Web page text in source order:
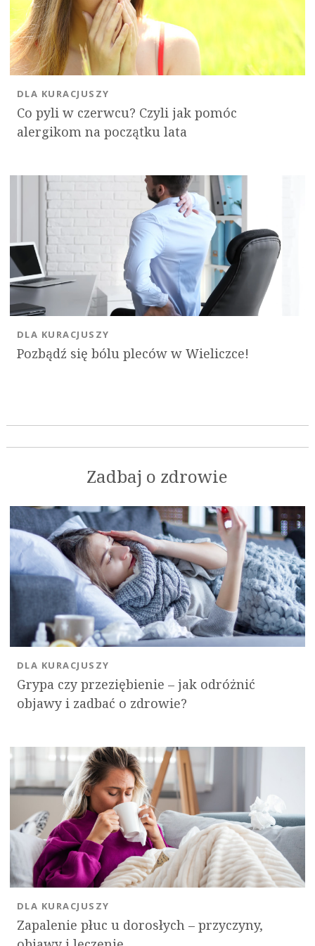
Co pyli w czerwcu? Czyli jak pomóc
alergikom na początku lata
DLA KURACJUSZY
Pozbądź się bólu pleców w Wieliczce!
DLA KURACJUSZY
Zadbaj o zdrowie
Grypa czy przeziębienie – jak odróżnić
objawy i zadbać o zdrowie?
DLA KURACJUSZY
Zapalenie płuc u dorosłych – przyczyny,
DLA KURACJUSZY